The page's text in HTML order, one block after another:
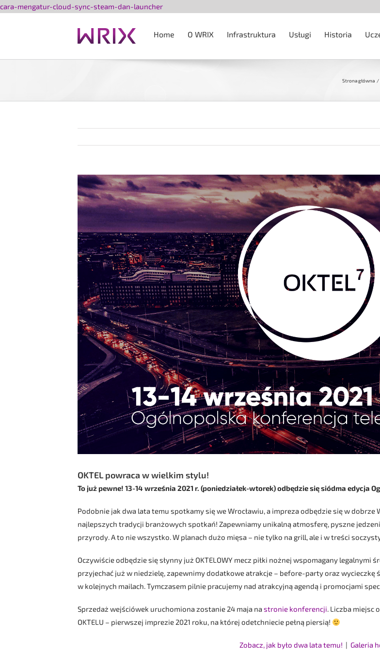
cara-mengatur-cloud-sync-steam-dan-launcherPrzejdź
zawartości
Home O WRIX Infrastruktura Usługi Historia
Strona główna
Pokaż
większy
obrazek
OKTEL powraca w wielkim stylu!
To już pewne! 13-14 września 2021 r. (poniedziałek-wtorek) odbędzie się siódma edycja
Podobnie jak dwa lata temu spotkamy się we Wrocławiu, a impreza odbędzie się w
najlepszych tradycji branżowych spotkań! Zapewniamy unikalną atmosferę, pyszne
przyrody. A to nie wszystko. W planach dużo mięsa – nie tylko na grill, ale i w treści
Oczywiście odbędzie się słynny już OKTELOWY mecz piłki nożnej wspomagany
przyjechać już w niedzielę, zapewnimy dodatkowe atrakcje – before-party oraz wycieczkę
w kolejnych mailach. Tymczasem pilnie pracujemy nad atrakcyjną agendą i promocjami
Sprzedaż wejściówek uruchomiona zostanie 24 maja nastronie konferencji. Liczba miejsc
OKTELU – pierwszej imprezie 2021 roku, na której odetchniecie pełną piersią!
Zobacz, jak było dwa lata temu! | Galeria